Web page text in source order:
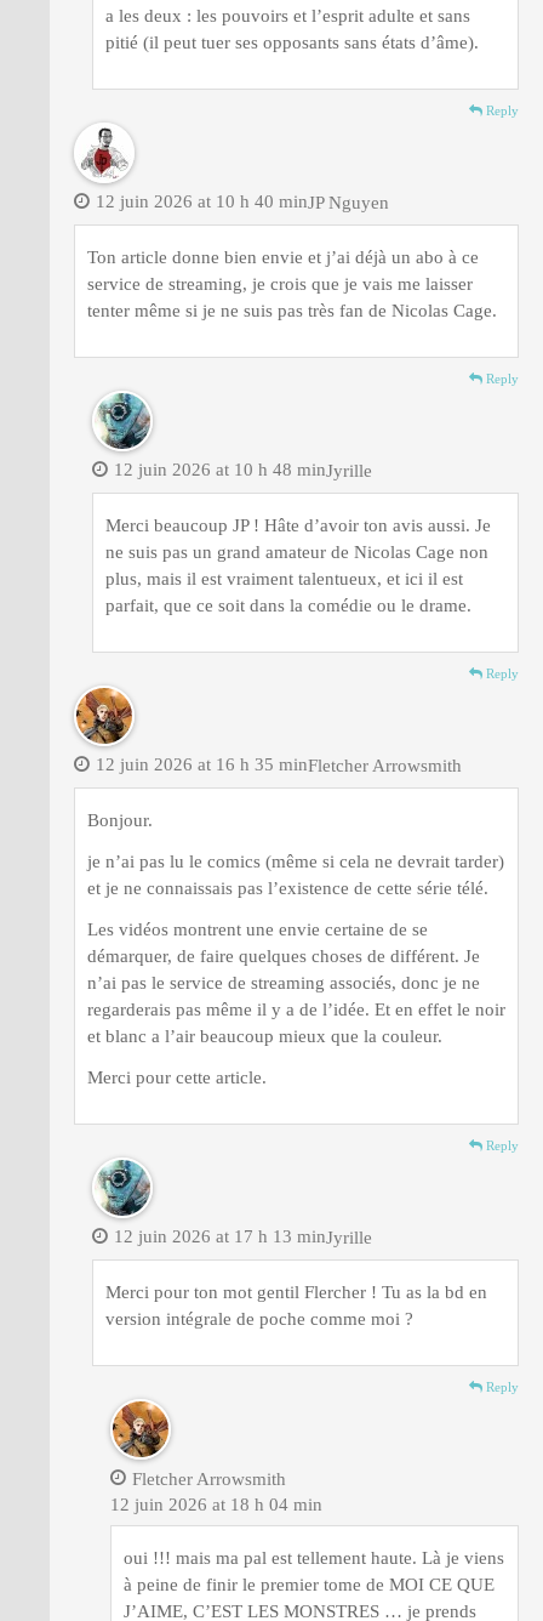
a les deux : les pouvoirs et l’esprit adulte et sans
pitié (il peut tuer ses opposants sans états d’âme).
Reply
JP Nguyen
12 juin 2026 at 10 h 40 min
Ton article donne bien envie et j’ai déjà un abo à ce
service de streaming, je crois que je vais me laisser
tenter même si je ne suis pas très fan de Nicolas Cage.
Reply
Jyrille
12 juin 2026 at 10 h 48 min
Merci beaucoup JP ! Hâte d’avoir ton avis aussi. Je
ne suis pas un grand amateur de Nicolas Cage non
plus, mais il est vraiment talentueux, et ici il est
parfait, que ce soit dans la comédie ou le drame.
Reply
Fletcher Arrowsmith
12 juin 2026 at 16 h 35 min
Bonjour.
je n’ai pas lu le comics (même si cela ne devrait tarder)
et je ne connaissais pas l’existence de cette série télé.
Les vidéos montrent une envie certaine de se
démarquer, de faire quelques choses de différent. Je
n’ai pas le service de streaming associés, donc je ne
regarderais pas même il y a de l’idée. Et en effet le noir
et blanc a l’air beaucoup mieux que la couleur.
Merci pour cette article.
Reply
Jyrille
12 juin 2026 at 17 h 13 min
Merci pour ton mot gentil Flercher ! Tu as la bd en
version intégrale de poche comme moi ?
Reply
Fletcher Arrowsmith
12 juin 2026 at 18 h 04 min
oui !!! mais ma pal est tellement haute. Là je viens
à peine de finir le premier tome de MOI CE QUE
J’AIME, C’EST LES MONSTRES … je prends